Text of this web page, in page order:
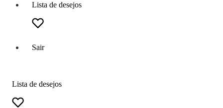
Lista de desejos
Sair
Lista de desejos